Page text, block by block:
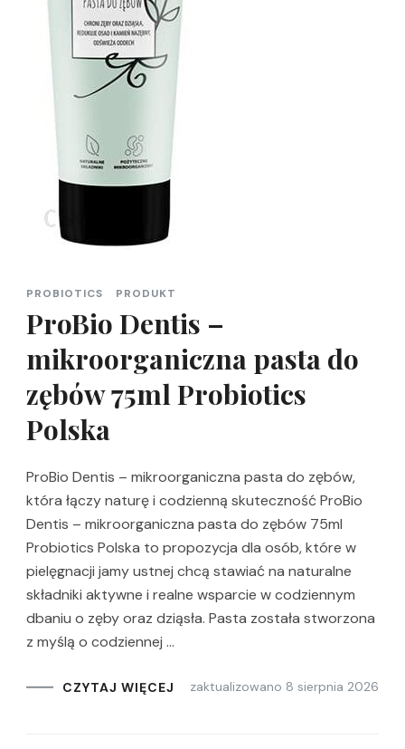
PROBIOTICS PRODUKT
ProBio Dentis –
mikroorganiczna pasta do
zębów 75ml Probiotics
Polska
ProBio Dentis – mikroorganiczna pasta do zębów,
która łączy naturę i codzienną skuteczność ProBio
Dentis – mikroorganiczna pasta do zębów 75ml
Probiotics Polska to propozycja dla osób, które w
pielęgnacji jamy ustnej chcą stawiać na naturalne
składniki aktywne i realne wsparcie w codziennym
dbaniu o zęby oraz dziąsła. Pasta została stworzona
z myślą o codziennej …
CZYTAJ WIĘCEJ zaktualizowano 8 sierpnia 2026